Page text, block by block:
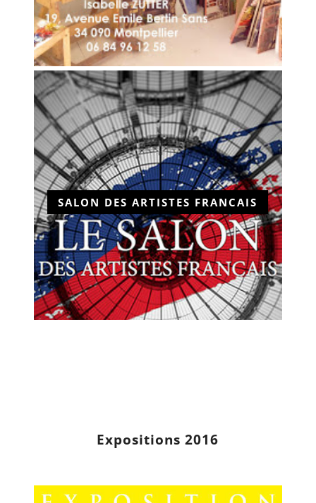
SALON DES ARTISTES FRANCAIS
Expositions 2016